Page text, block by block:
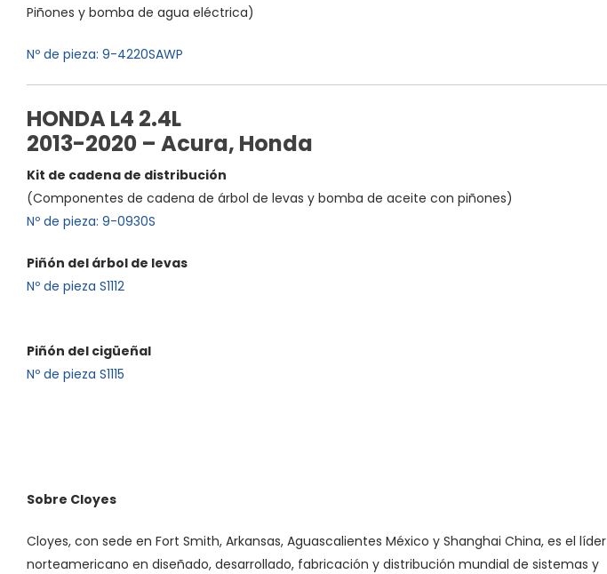
Piñones y bomba de agua eléctrica)
Nº de pieza: 9-4220SAWP
HONDA L4 2.4L
2013-2020 – Acura, Honda
Kit de cadena de distribución
(Componentes de cadena de árbol de levas y bomba de aceite con piñones)
Nº de pieza: 9-0930S
Piñón del árbol de levas
Nº de pieza S1112
Piñón del cigüeñal
Nº de pieza S1115
Sobre Cloyes
Cloyes, con sede en Fort Smith, Arkansas, Aguascalientes México y Shanghai China, es el líder
norteamericano en diseñado, desarrollado, fabricación y distribución mundial de sistemas y